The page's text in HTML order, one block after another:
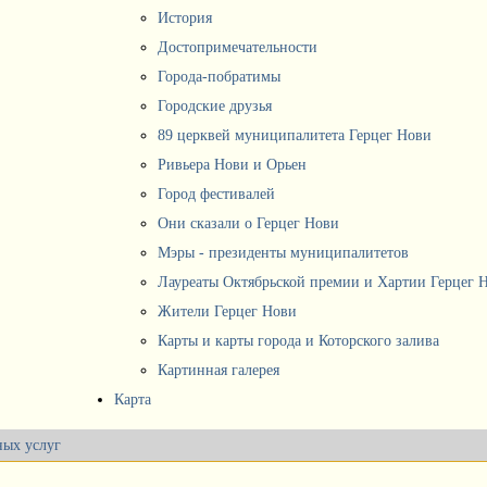
История
Достопримечательности
Города-побратимы
Городские друзья
89 церквей муниципалитета Герцег Нови
Ривьера Нови и Орьен
Город фестивалей
Они сказали о Герцег Нови
Мэры - президенты муниципалитетов
Лауреаты Октябрьской премии и Хартии Герцег
Жители Герцег Нови
Карты и карты города и Которского залива
Картинная галерея
Карта
услуг